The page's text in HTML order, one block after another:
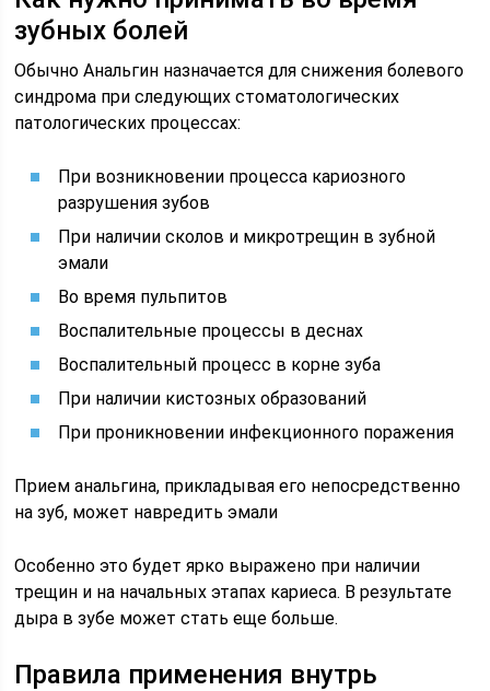
зубных болей
Обычно Анальгин назначается для снижения болевого
синдрома при следующих стоматологических
патологических процессах:
При возникновении процесса кариозного
разрушения зубов
При наличии сколов и микротрещин в зубной
эмали
Во время пульпитов
Воспалительные процессы в деснах
Воспалительный процесс в корне зуба
При наличии кистозных образований
При проникновении инфекционного поражения
Прием анальгина, прикладывая его непосредственно
на зуб, может навредить эмали
Особенно это будет ярко выражено при наличии
трещин и на начальных этапах кариеса. В результате
дыра в зубе может стать еще больше.
Правила применения внутрь